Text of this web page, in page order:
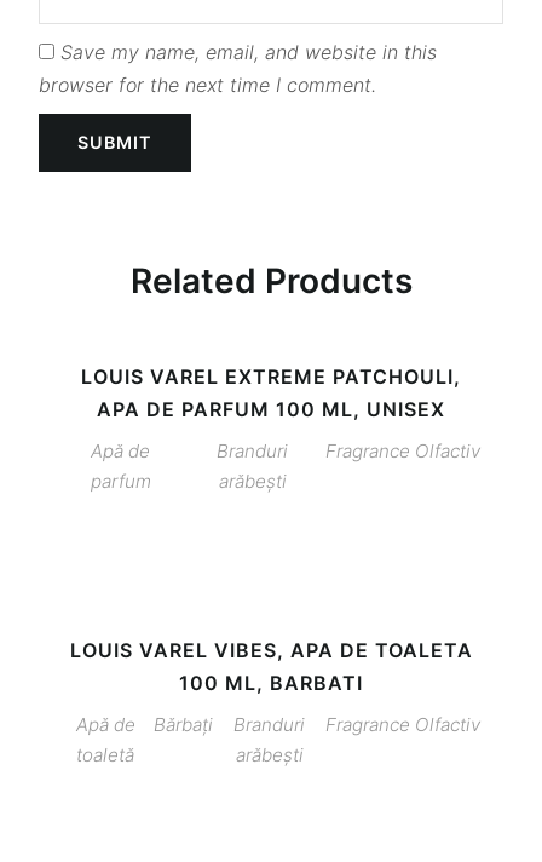
Save my name, email, and website in this
browser for the next time I comment.
Related Products
LOUIS VAREL EXTREME PATCHOULI,
APA DE PARFUM 100 ML, UNISEX
Apă de
parfum
Branduri
arăbești
Fragrance Olfactiv
LOUIS VAREL VIBES, APA DE TOALETA
100 ML, BARBATI
Apă de
toaletă
Bărbați
Branduri
arăbești
Fragrance Olfactiv